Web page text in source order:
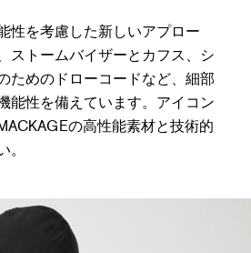
性を考慮した新しいアプロー
ストームバイザーとカフス、シ
ためのドローコードなど、細部
能性を備えています。アイコン
の高性能素材と技術的
。